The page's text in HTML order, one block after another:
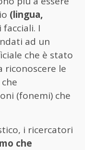
(lingua,
facciali. I
ad un
che è stato
riconoscere le
(fonemi) che
i ricercatori
che